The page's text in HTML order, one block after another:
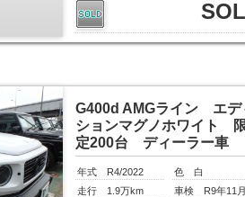
G400d AMGライン エデ
ションマグノホワイト
定200台 ディーラー車
年式 R4/2022
走行 1.9万km
色 白
車検 R9年11